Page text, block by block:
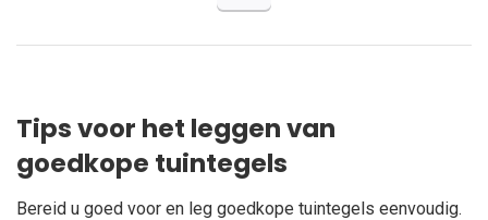
Tips voor het leggen van
goedkope tuintegels
Bereid u goed voor en leg goedkope tuintegels eenvoudig.